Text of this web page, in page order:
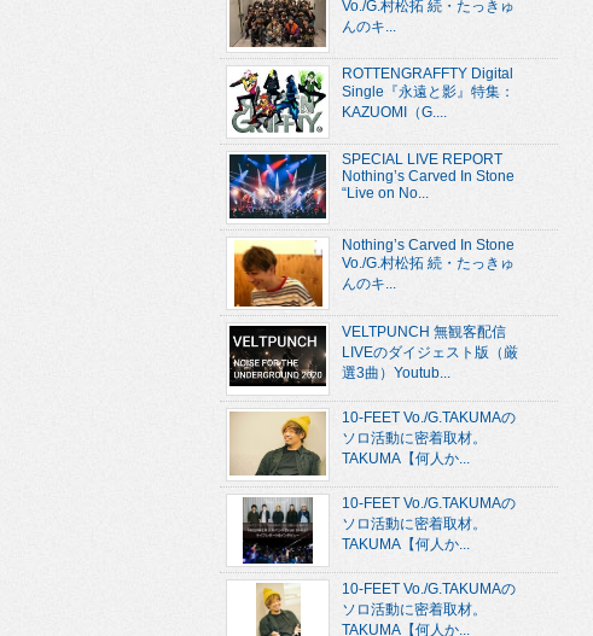
Vo./G.村松拓 続・たっきゅ
んのキ...
ROTTENGRAFFTY Digital
Single『永遠と影』特集：
KAZUOMI（G....
SPECIAL LIVE REPORT
Nothing’s Carved In Stone
“Live on No...
Nothing’s Carved In Stone
Vo./G.村松拓 続・たっきゅ
んのキ...
VELTPUNCH 無観客配信
LIVEのダイジェスト版（厳
選3曲）Youtub...
10-FEET Vo./G.TAKUMAの
ソロ活動に密着取材。
TAKUMA【何人か...
10-FEET Vo./G.TAKUMAの
ソロ活動に密着取材。
TAKUMA【何人か...
10-FEET Vo./G.TAKUMAの
ソロ活動に密着取材。
TAKUMA【何人か...